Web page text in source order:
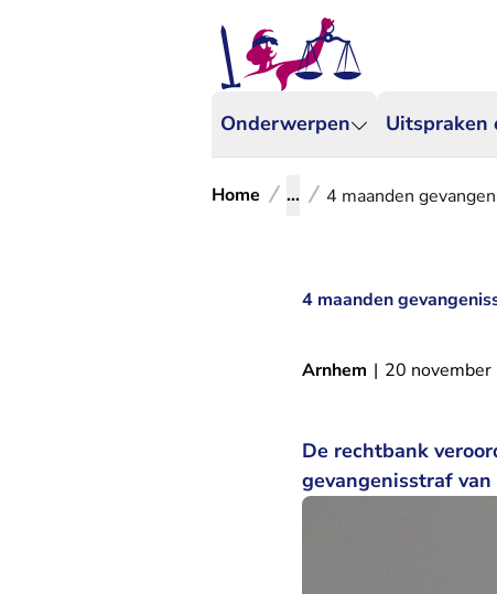
Onderwerpen Uitspraken
Home ... 4 maanden
4 maanden
Arnhem | 20
De rechtbank
gevangenisstraf van